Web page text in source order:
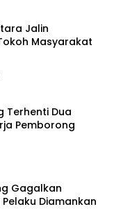
Jalin
Masyarakat
Terhenti Dua
Pemborong
Gagalkan
Diamankan